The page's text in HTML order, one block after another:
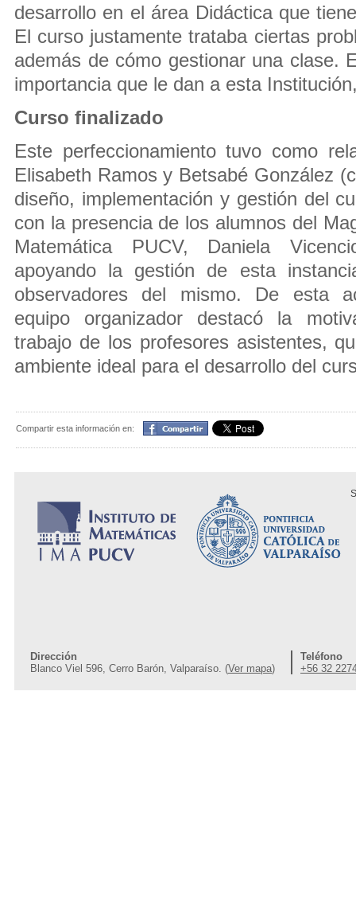
desarrollo en el área Didáctica que
El curso justamente trataba ciertas
además de cómo gestionar una clase.
importancia que le dan a esta
Curso finalizado
Este perfeccionamiento tuvo como
Elisabeth Ramos y Betsabé González
diseño, implementación y gestión del
con la presencia de los alumnos del
Matemática PUCV, Daniela
apoyando la gestión de esta
observadores del mismo. De esta
equipo organizador destacó la
trabajo de los profesores asistentes,
ambiente ideal para el desarrollo del
Compartir esta información en: Compartir
Dirección
Blanco Viel 596, Cerro Barón, Valparaíso. (Ver mapa)
Teléfono
+56 32